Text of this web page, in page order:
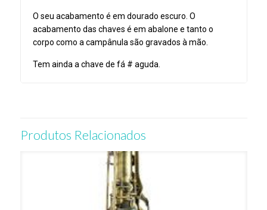
O seu acabamento é em dourado escuro. O
acabamento das chaves é em abalone e tanto o
corpo como a campânula são gravados à mão.
Tem ainda a chave de fá # aguda.
Produtos Relacionados